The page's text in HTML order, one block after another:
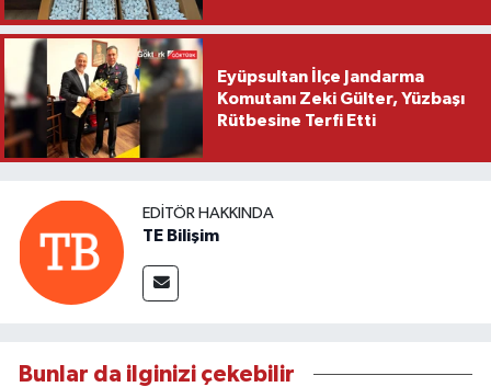
Eyüpsultan İlçe Jandarma
Komutanı Zeki Gülter, Yüzbaşı
Rütbesine Terfi Etti
EDITÖR HAKKINDA
TE Bilişim
Bunlar da ilginizi çekebilir